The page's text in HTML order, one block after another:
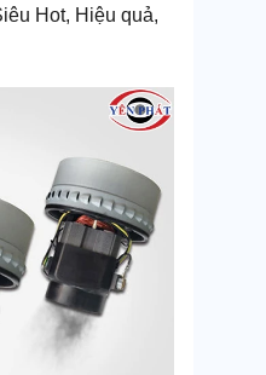
Hot, Hiệu quả,